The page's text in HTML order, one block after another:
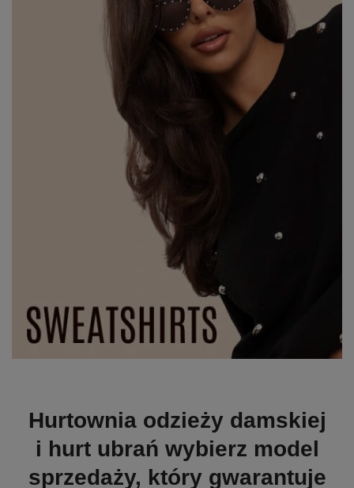
Hurtownia odzieży damskiej
i hurt ubrań wybierz model
sprzedaży, który gwarantuje